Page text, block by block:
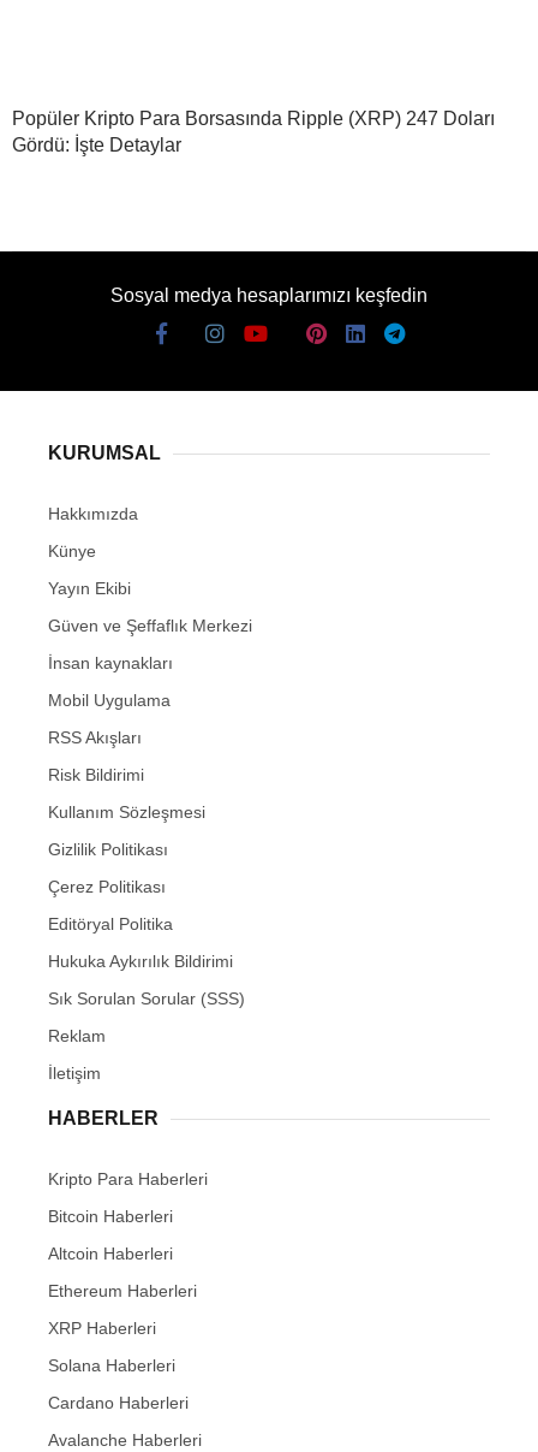
Popüler Kripto Para Borsasında Ripple (XRP) 247 Doları
Gördü: İşte Detaylar
Sosyal medya hesaplarımızı keşfedin
KURUMSAL
Hakkımızda
Künye
Yayın Ekibi
Güven ve Şeffaflık Merkezi
İnsan kaynakları
Mobil Uygulama
RSS Akışları
Risk Bildirimi
Kullanım Sözleşmesi
Gizlilik Politikası
Çerez Politikası
Editöryal Politika
Hukuka Aykırılık Bildirimi
Sık Sorulan Sorular (SSS)
Reklam
İletişim
HABERLER
Kripto Para Haberleri
Bitcoin Haberleri
Altcoin Haberleri
Ethereum Haberleri
XRP Haberleri
Solana Haberleri
Cardano Haberleri
Avalanche Haberleri